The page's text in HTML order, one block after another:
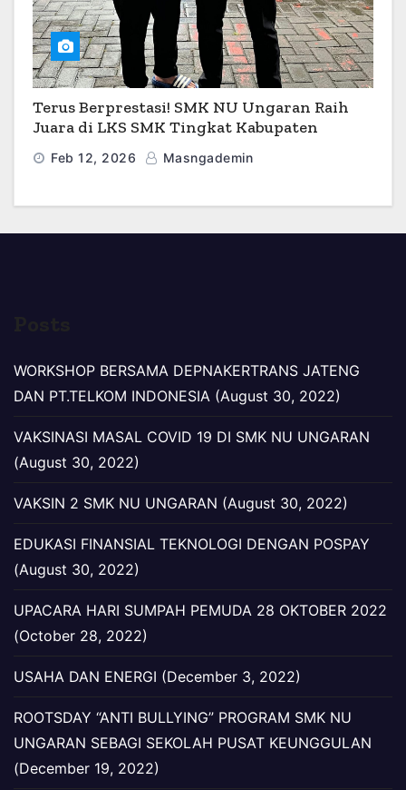
Terus Berprestasi! SMK NU Ungaran Raih
Juara di LKS SMK Tingkat Kabupaten
Feb 12, 2026 Masngademin
WORKSHOP BERSAMA DEPNAKERTRANS JATENG
DAN PT.TELKOM INDONESIA (August 30, 2022)
VAKSINASI MASAL COVID 19 DI SMK NU UNGARAN
(August 30, 2022)
VAKSIN 2 SMK NU UNGARAN (August 30, 2022)
EDUKASI FINANSIAL TEKNOLOGI DENGAN POSPAY
(August 30, 2022)
UPACARA HARI SUMPAH PEMUDA 28 OKTOBER 2022
(October 28, 2022)
USAHA DAN ENERGI (December 3, 2022)
ROOTSDAY “ANTI BULLYING” PROGRAM SMK NU
UNGARAN SEBAGI SEKOLAH PUSAT KEUNGGULAN
(December 19, 2022)